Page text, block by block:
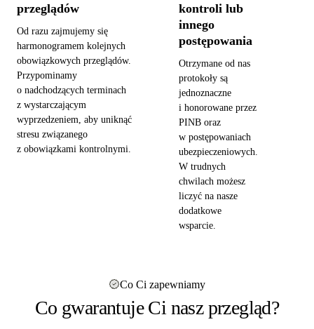
przeglądów
Od razu zajmujemy się
harmonogramem kolejnych
obowiązkowych przeglądów.
Przypominamy
o nadchodzących terminach
z wystarczającym
wyprzedzeniem, aby uniknąć
stresu związanego
z obowiązkami kontrolnymi.
kontroli lub
innego
postępowania
Otrzymane od nas
protokoły są
jednoznaczne
i honorowane przez
PINB oraz
w postępowaniach
ubezpieczeniowych.
W trudnych
chwilach możesz
liczyć na nasze
dodatkowe
wsparcie.
Co Ci zapewniamy
Co gwarantuje Ci nasz przegląd?